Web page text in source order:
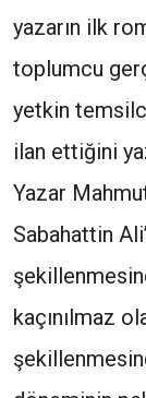
yazarın ilk
toplumcu
yetkin
ilan ettiğini
Yazar
Sabahattin
kaçınılmaz